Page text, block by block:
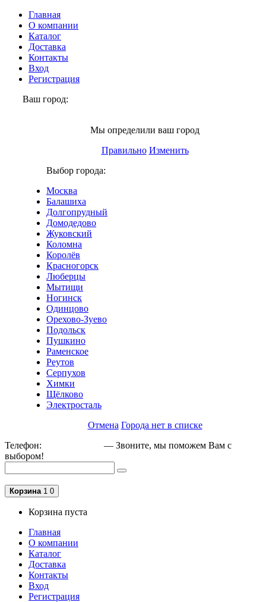
Главная
О компании
Каталог
Доставка
Контакты
Вход
Регистрация
Ваш город:
Мы определили ваш город
Правильно Изменить
Выбор города:
Москва
Балашиха
Долгопрудный
Домодедово
Жуковский
Коломна
Королёв
Красногорск
Люберцы
Мытищи
Ногинск
Одинцово
Орехово-Зуево
Подольск
Пушкино
Раменское
Реутов
Серпухов
Химки
Щёлково
Электросталь
Отмена Города нет в списке
Телефон:
— Звоните, мы поможем Вам с
выбором!
Корзина 1 0
Корзина пуста
Главная
О компании
Каталог
Доставка
Контакты
Вход
Регистрация